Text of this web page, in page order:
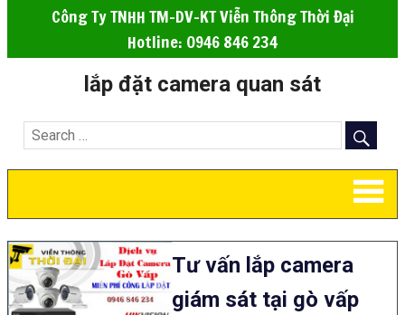
Công Ty TNHH TM-DV-KT Viễn Thông Thời Đại
Hotline: 0946 846 234
lắp đặt camera quan sát
Tư vấn lắp camera
giám sát tại gò vấp